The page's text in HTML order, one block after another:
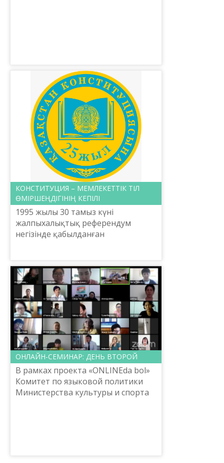
КОНСТИТУЦИЯ – МЕМЛЕКЕТТІК ТІЛ
ӨМІРШЕҢДІГІНІҢ КЕПІЛІ
1995 жылы 30 тамыз күні
жалпыхалықтық референдум
негізінде қабылданған
қазақ жерінде оның халқы
тарапынан құрылған ме...
ОНЛАЙН-СЕМИНАР: ДЕНЬ ВТОРОЙ
В рамках проекта «ONLINEda bol»
Комитет по языковой политики
Министерства культуры и спорта